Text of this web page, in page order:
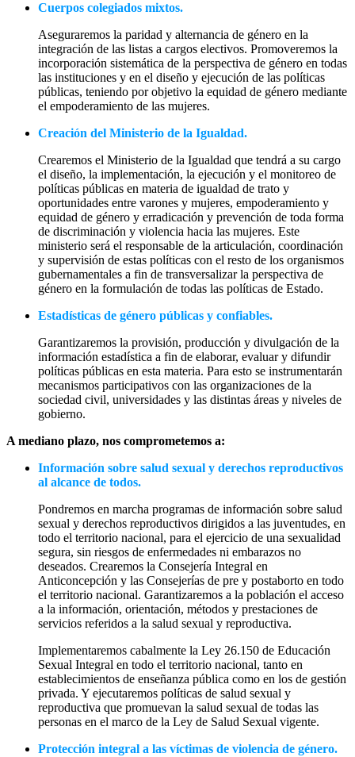
Cuerpos colegiados mixtos.
Aseguraremos la paridad y alternancia de género en la
integración de las listas a cargos electivos. Promoveremos la
incorporación sistemática de la perspectiva de género en todas
las instituciones y en el diseño y ejecución de las políticas
públicas, teniendo por objetivo la equidad de género mediante
el empoderamiento de las mujeres.
Creación del Ministerio de la Igualdad.
Crearemos el Ministerio de la Igualdad que tendrá a su cargo
el diseño, la implementación, la ejecución y el monitoreo de
políticas públicas en materia de igualdad de trato y
oportunidades entre varones y mujeres, empoderamiento y
equidad de género y erradicación y prevención de toda forma
de discriminación y violencia hacia las mujeres. Este
ministerio será el responsable de la articulación, coordinación
y supervisión de estas políticas con el resto de los organismos
gubernamentales a fin de transversalizar la perspectiva de
género en la formulación de todas las políticas de Estado.
Estadísticas de género públicas y confiables.
Garantizaremos la provisión, producción y divulgación de la
información estadística a fin de elaborar, evaluar y difundir
políticas públicas en esta materia. Para esto se instrumentarán
mecanismos participativos con las organizaciones de la
sociedad civil, universidades y las distintas áreas y niveles de
gobierno.
A mediano plazo, nos comprometemos a:
Información sobre salud sexual y derechos reproductivos
al alcance de todos.
Pondremos en marcha programas de información sobre salud
sexual y derechos reproductivos dirigidos a las juventudes, en
todo el territorio nacional, para el ejercicio de una sexualidad
segura, sin riesgos de enfermedades ni embarazos no
deseados. Crearemos la Consejería Integral en
Anticoncepción y las Consejerías de pre y postaborto en todo
el territorio nacional. Garantizaremos a la población el acceso
a la información, orientación, métodos y prestaciones de
servicios referidos a la salud sexual y reproductiva.
Implementaremos cabalmente la Ley 26.150 de Educación
Sexual Integral en todo el territorio nacional, tanto en
establecimientos de enseñanza pública como en los de gestión
privada. Y ejecutaremos políticas de salud sexual y
reproductiva que promuevan la salud sexual de todas las
personas en el marco de la Ley de Salud Sexual vigente.
Protección integral a las víctimas de violencia de género.